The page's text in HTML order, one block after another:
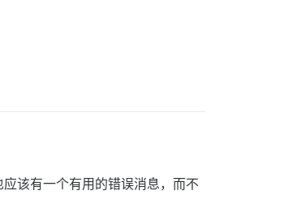
该有一个有用的错误消息，而不